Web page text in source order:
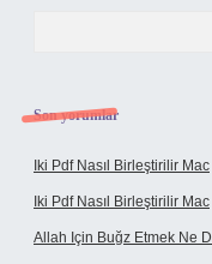
Son yorumlar
Iki Pdf Nasıl Birleştirilir Mac
Iki Pdf Nasıl Birleştirilir Mac
Allah Için Buğz Etmek Ne